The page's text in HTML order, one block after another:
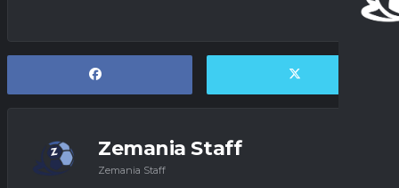
Zemania Staff
Zemania Staff